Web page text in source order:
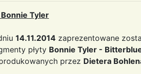
Bonnie Tyler
14.11.2014 zaprezentowane
płyty Bonnie Tyler -
przez Dietera